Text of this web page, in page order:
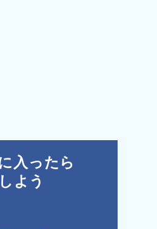
入ったら
よう